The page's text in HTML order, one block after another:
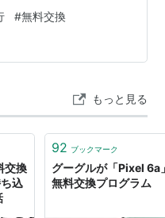
バンクさんから届いた
ると～(*'ω'*) 本体と裏
いSIMカード、 手続き
#無料交換
もっと見る
交換
込
92 ブックマーク
グーグルが「Pixel 6a
無料交換プログラム